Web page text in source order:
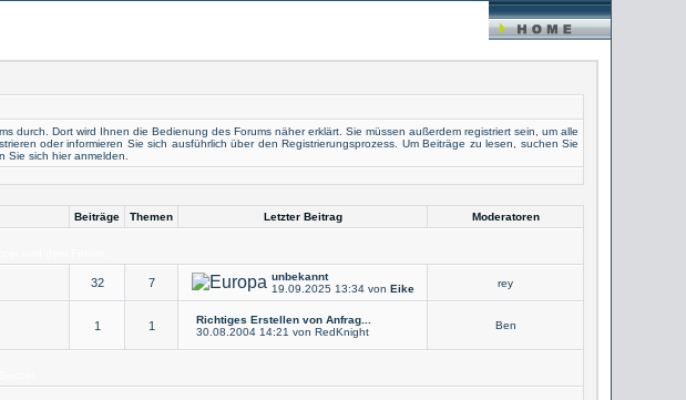
durch. Dort wird Ihnen die Bedienung des Forums näher erklärt. Sie müssen außerdem registriert sein, um alle
oderinformieren Sie sich ausführlich über den Registrierungsprozess. Um Beiträge zu lesen, suchen Sie
Sie sich hieranmelden.
Beiträge Themen Letzter Beitrag Moderatoren
32 7
unbekannt
19.09.2025 13:34 von Eike rey
1 1
Richtiges Erstellen von Anfrag...
30.08.2004 14:21 von RedKnight
Ben